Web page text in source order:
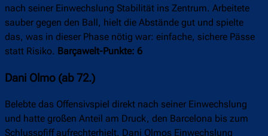
nach seiner Einwechslung Stabilität ins Zentrum. Arbeitete
sauber gegen den Ball, hielt die Abstände gut und spielte
das, was in dieser Phase nötig war: einfache, sichere Pässe
statt Risiko. Barçawelt-Punkte: 6
Dani Olmo (ab 72.)
Belebte das Offensivspiel direkt nach seiner Einwechslung
und hatte großen Anteil am Druck, den Barcelona bis zum
Schlusspfiff aufrechterhielt. Dani Olmos Einwechslung